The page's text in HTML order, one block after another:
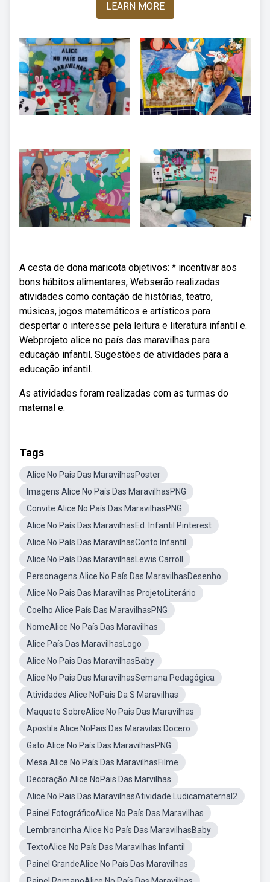
LEARN MORE
A cesta de dona maricota objetivos: * incentivar aos
bons hábitos alimentares; Webserão realizadas
atividades como contação de histórias, teatro,
músicas, jogos matemáticos e artísticos para
despertar o interesse pela leitura e literatura infantil e.
Webprojeto alice no país das maravilhas para
educação infantil. Sugestões de atividades para a
educação infantil.
As atividades foram realizadas com as turmas do
maternal e.
Tags
Alice No Pais Das MaravilhasPoster
Imagens Alice No País Das MaravilhasPNG
Convite Alice No País Das MaravilhasPNG
Alice No País Das MaravilhasEd. Infantil Pinterest
Alice No País Das MaravilhasConto Infantil
Alice No País Das MaravilhasLewis Carroll
Personagens Alice No País Das MaravilhasDesenho
Alice No Pais Das Maravilhas ProjetoLiterário
Coelho Alice País Das MaravilhasPNG
NomeAlice No País Das Maravilhas
Alice País Das MaravilhasLogo
Alice No Pais Das MaravilhasBaby
Alice No Pais Das MaravilhasSemana Pedagógica
Atividades Alice NoPais Da S Maravilhas
Maquete SobreAlice No Pais Das Maravilhas
Apostila Alice NoPais Das Maravilas Docero
Gato Alice No País Das MaravilhasPNG
Mesa Alice No País Das MaravilhasFilme
Decoração Alice NoPais Das Marvilhas
Alice No Pais Das MaravilhasAtividade Ludicamaternal2
Painel FotográficoAlice No País Das Maravilhas
Lembrancinha Alice No País Das MaravilhasBaby
TextoAlice No País Das Maravilhas Infantil
Painel GrandeAlice No País Das Maravilhas